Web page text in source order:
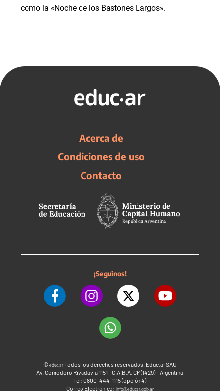
como la «Noche de los Bastones Largos».
Acerca de
Condiciones de uso
Contacto
¡Seguinos!
©educ.arTodos los derechos reservados. Educ.ar SAU
Av. Comodoro Rivadavia 1151 - C.A.B.A. CP (1429) - Argentina
Tel: 0800-444-1115 (opción 4)
Correo Electrónico: info@educar.gob.ar